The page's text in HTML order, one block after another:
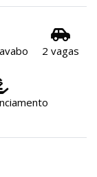
2 vagas